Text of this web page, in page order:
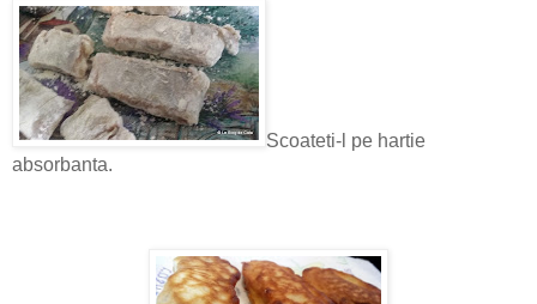
Scoateti-l pe hartie
absorbanta.